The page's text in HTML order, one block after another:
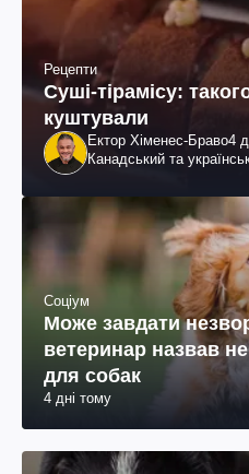
Рецепти
Суші-тірамісу:
куштували
Ектор Хіменес-Браво4
Канадський та
Соціум
Може завдати
ветеринар назвав
для собак
4 дні тому